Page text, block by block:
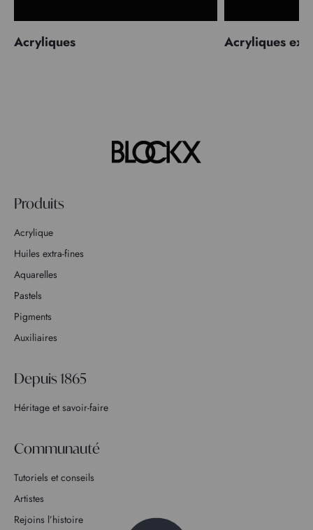
Acryliques Acryliques
Produits
Acrylique
Huiles extra-fines
Aquarelles
Pastels
Pigments
Auxiliaires
Depuis 1865
Héritage et savoir-faire
Communauté
Tutoriels et conseils
Artistes
Rejoins l’histoire